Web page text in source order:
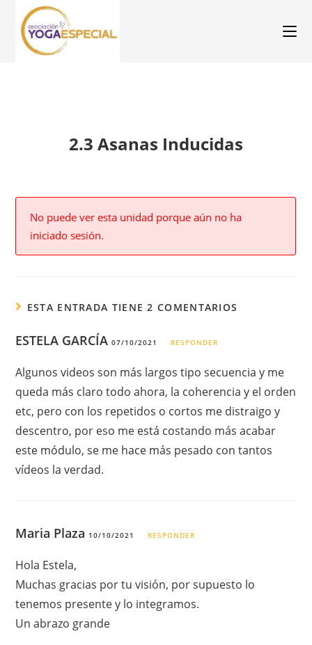
2.3 Asanas Inducidas
No puede ver esta unidad porque aún no ha
iniciado sesión.
ESTA ENTRADA TIENE 2 COMENTARIOS
ESTELA GARCÍA07/10/2021 RESPONDER
Algunos videos son más largos tipo secuencia y me
queda más claro todo ahora, la coherencia y el orden
etc, pero con los repetidos o cortos me distraigo y
descentro, por eso me está costando más acabar
este módulo, se me hace más pesado con tantos
vídeos la verdad.
Maria Plaza 10/10/2021 RESPONDER
Hola Estela,
Muchas gracias por tu visión, por supuesto lo
tenemos presente y lo integramos.
Un abrazo grande